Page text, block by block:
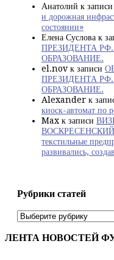
Анатолий к записи
и дорожная
состоянии»
Елена Суслова к
ПРЕЗИДЕНТА
ОБРАЗОВАНИЕ.
el.nov к записи
ПРЕЗИДЕНТА
ОБРАЗОВАНИЕ.
Alexander к
киоск-автомат по
Max к записи
ВОСКРЕСЕНСКИЙ:
текстильные
развивались,
Рубрики статей
Рубрики
статей
ЛЕНТА НОВОСТЕЙ